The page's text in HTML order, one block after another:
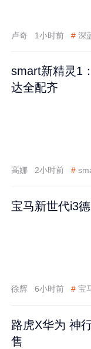
卢奇 1小时前 # 深
smart新精灵1
达全配齐
高娜 2小时前 #
宝马新世代i3
徐辉 6小时前 # 宝
路虎X华为 神
售